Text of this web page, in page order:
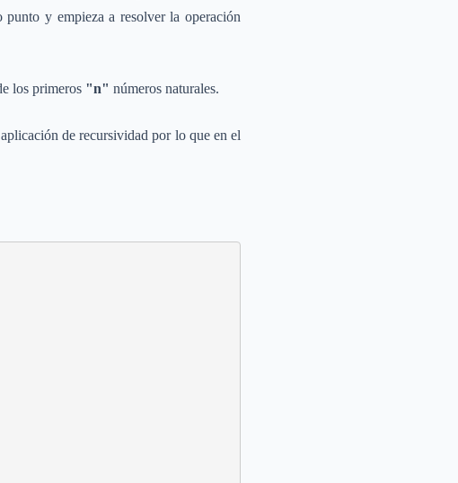
y empieza a resolver la operación
los primeros "n" números naturales.
de recursividad por lo que en el